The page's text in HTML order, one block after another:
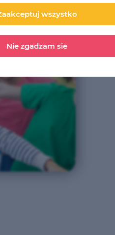
wszystko
Nie zgadzam sie